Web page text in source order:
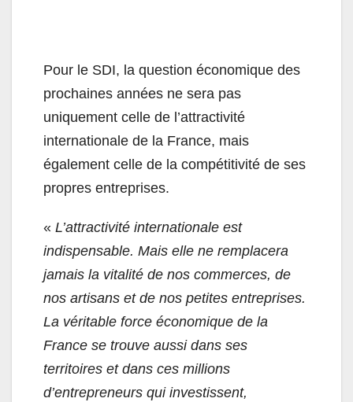
Pour le SDI, la question économique des
prochaines années ne sera pas
uniquement celle de l’attractivité
internationale de la France, mais
également celle de la compétitivité de ses
propres entreprises.
« L’attractivité internationale est
indispensable. Mais elle ne remplacera
jamais la vitalité de nos commerces, de
nos artisans et de nos petites entreprises.
La véritable force économique de la
France se trouve aussi dans ses
territoires et dans ces millions
d’entrepreneurs qui investissent,